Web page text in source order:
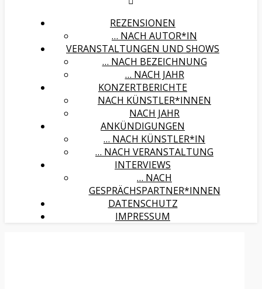
REZENSIONEN
… NACH AUTOR*IN
VERANSTALTUNGEN UND SHOWS
… NACH BEZEICHNUNG
… NACH JAHR
KONZERTBERICHTE
NACH KÜNSTLER*INNEN
NACH JAHR
ANKÜNDIGUNGEN
… NACH KÜNSTLER*IN
… NACH VERANSTALTUNG
INTERVIEWS
… NACH
GESPRÄCHSPARTNER*INNEN
DATENSCHUTZ
IMPRESSUM